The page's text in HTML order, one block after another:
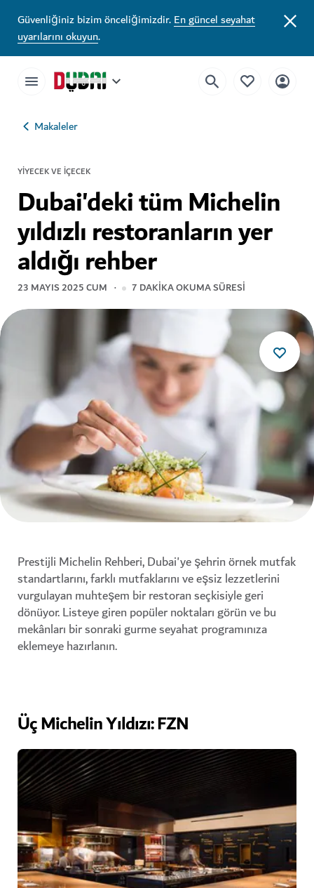
Güvenliğiniz bizim önceliğimizdir.En güncel seyahat
uyarılarını okuyun.
Makaleler
YIYECEK VE İÇECEK
Dubai'deki tüm Michelin
yıldızlı restoranların yer
aldığı rehber
23 MAYIS 2025 CUM 7 DAKIKA OKUMA SÜRESI
Prestijli Michelin Rehberi, Dubai'ye şehrin örnek mutfak
standartlarını, farklı mutfaklarını ve eşsiz lezzetlerini
vurgulayan muhteşem bir restoran seçkisiyle geri
dönüyor. Listeye giren popüler noktaları görün ve bu
mekânları bir sonraki gurme seyahat programınıza
eklemeye hazırlanın.
Üç Michelin Yıldızı: FZN